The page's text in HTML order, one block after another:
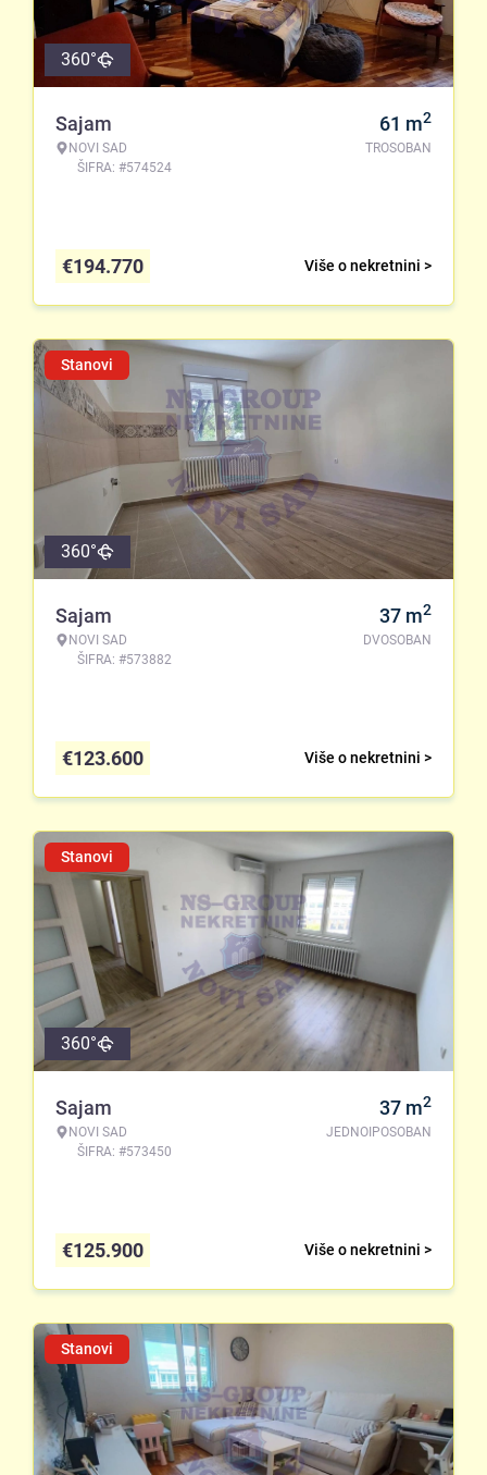
360°
Sajam
NOVI SAD
ŠIFRA: #574524
61 m2
TROSOBAN
Više o nekretnini >
€194.770
Stanovi
360°
Sajam
NOVI SAD
ŠIFRA: #573882
37 m2
DVOSOBAN
Više o nekretnini >
€123.600
Stanovi
360°
Sajam
NOVI SAD
ŠIFRA: #573450
37 m2
JEDNOIPOSOBAN
Više o nekretnini >
€125.900
Stanovi